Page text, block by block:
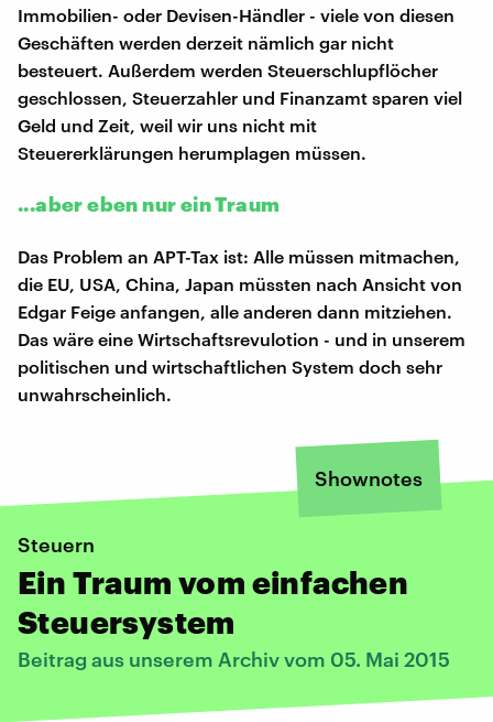
Immobilien- oder Devisen-Händler - viele von diesen
Geschäften werden derzeit nämlich gar nicht
besteuert. Außerdem werden Steuerschlupflöcher
geschlossen, Steuerzahler und Finanzamt sparen viel
Geld und Zeit, weil wir uns nicht mit
Steuererklärungen herumplagen müssen.
...aber eben nur ein Traum
Das Problem an APT-Tax ist: Alle müssen mitmachen,
die EU, USA, China, Japan müssten nach Ansicht von
Edgar Feige anfangen, alle anderen dann mitziehen.
Das wäre eine Wirtschaftsrevulotion - und in unserem
politischen und wirtschaftlichen System doch sehr
unwahrscheinlich.
Shownotes
Steuern
Ein Traum vom einfachen
Steuersystem
Beitrag aus unserem Archiv vom 05. Mai 2015